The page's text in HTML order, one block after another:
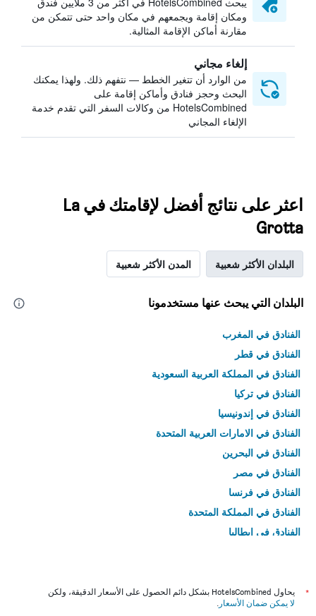
ومكان إقامة ويجمعهم في مكان واحد حتى تتمكن من
مقارنة أماكن الإقامة المثالية.
إلغاء مجاني
من الوارد أن تتغير الخطط — نتفهم ذلك. ولهذا يمكنك
البحث وحجز فنادق وأماكن إقامة على
HotelsCombined من وكالات السفر التي تقدم خدمة
الإلغاء المجاني
اعثر على نتائج أفضل لإقامتك في La
Grotta
البلدان الأكثر شعبية المدن الأكثر شعبية
البلدان التي يبحث عنها مستخدمونا
الفنادق في المغرب
الفنادق في قطر
الفنادق في المملكة العربية السعودية
الفنادق في تركيا
الفنادق في إندونيسيا
الفنادق في الامارات العربية المتحدة
الفنادق في البحرين
الفنادق في مصر
الفنادق في فرنسا
الفنادق في المملكة المتحدة
الفنادق في إيطاليا
*
يحاول HotelsCombined بشكل دائم الحصول على الأسعار الدقيقة، ولكن
لا يمكن ضمان الأسعار .